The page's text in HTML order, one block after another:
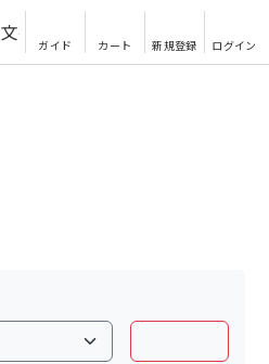
文芸・エッセイ
ガイド カート 新規登録 ログイン